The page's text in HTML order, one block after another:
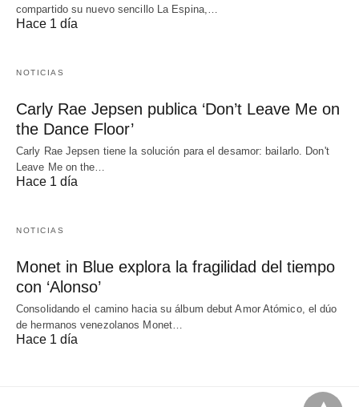
compartido su nuevo sencillo La Espina,…
Hace 1 día
NOTICIAS
Carly Rae Jepsen publica ‘Don’t Leave Me on
the Dance Floor’
Carly Rae Jepsen tiene la solución para el desamor: bailarlo. Don't
Leave Me on the…
Hace 1 día
NOTICIAS
Monet in Blue explora la fragilidad del tiempo
con ‘Alonso’
Consolidando el camino hacia su álbum debut Amor Atómico, el dúo
de hermanos venezolanos Monet…
Hace 1 día